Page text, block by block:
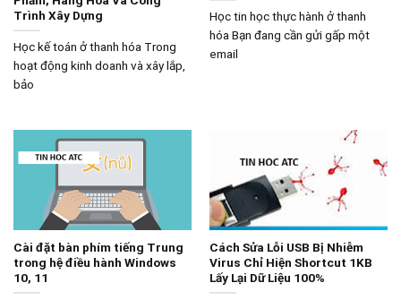
Trình Xây Dựng
Học kế toán ở thanh hóa Trong
hoạt động kinh doanh và xây lắp,
bảo
Học tin học thực hành ở thanh
hóa Bạn đang cần gửi gấp một
email
Cài đặt bàn phím tiếng Trung
trong hệ điều hành Windows
10, 11
Cách Sửa Lỗi USB Bị Nhiễm
Virus Chỉ Hiện Shortcut 1KB
Lấy Lại Dữ Liệu 100%